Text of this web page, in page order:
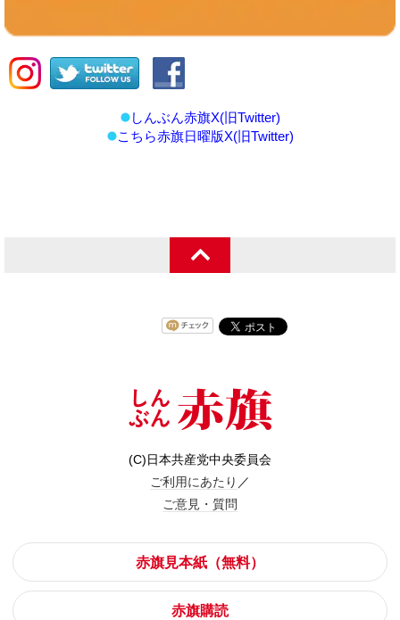
しんぶん赤旗X(旧Twitter)
こちら赤旗日曜版X(旧Twitter)
(C)日本共産党中央委員会
ご利用にあたり ／
ご意見・質問
赤旗見本紙（無料）
赤旗購読